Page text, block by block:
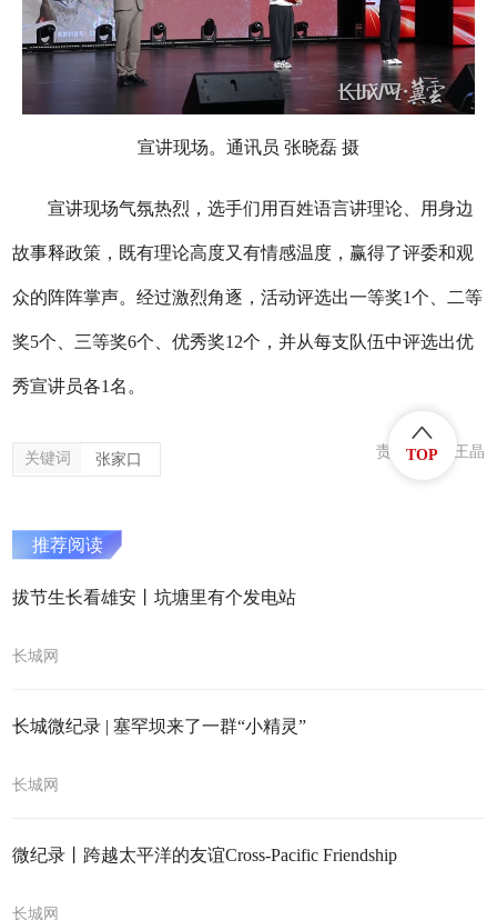
宣讲现场。通讯员 张晓磊 摄
宣讲现场气氛热烈，选手们用百姓语言讲理论、用身边
故事释政策，既有理论高度又有情感温度，赢得了评委和观
众的阵阵掌声。经过激烈角逐，活动评选出一等奖1个、二等
奖5个、三等奖6个、优秀奖12个，并从每支队伍中评选出优
秀宣讲员各1名。
关键词 张家口 责任编辑：王晶
推荐阅读
拔节生长看雄安丨坑塘里有个发电站
长城网
长城微纪录 | 塞罕坝来了一群“小精灵”
长城网
微纪录丨跨越太平洋的友谊Cross-Pacific Friendship
长城网
TOP